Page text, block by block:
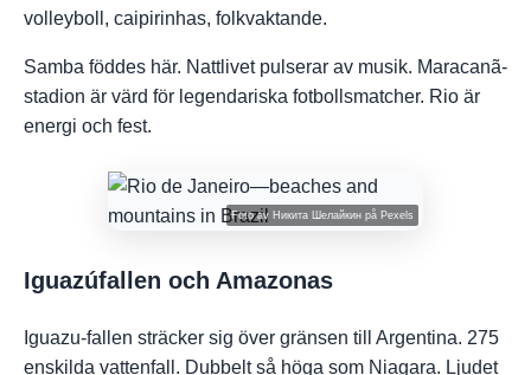
volleyboll, caipirinhas, folkvaktande.
Samba föddes här. Nattlivet pulserar av musik. Maracanã-
stadion är värd för legendariska fotbollsmatcher. Rio är
energi och fest.
Foto av Никита Шелайкинpå Pexels
Iguazúfallen och Amazonas
Iguazu-fallen sträcker sig över gränsen till Argentina. 275
enskilda vattenfall. Dubbelt så höga som Niagara. Ljudet